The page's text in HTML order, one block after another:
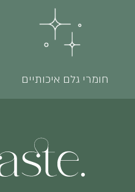
חומרי גלם איכותיים